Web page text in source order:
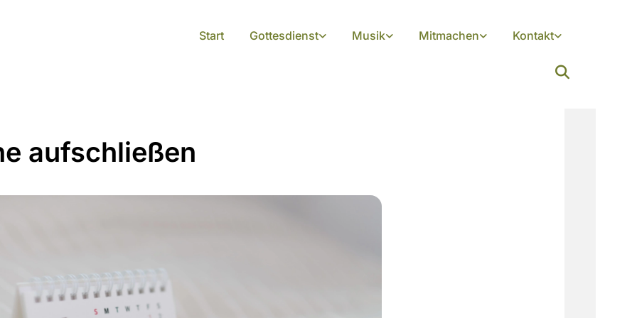
Start Gottesdienst Musik Mitmachen Kontakt
aufschließen